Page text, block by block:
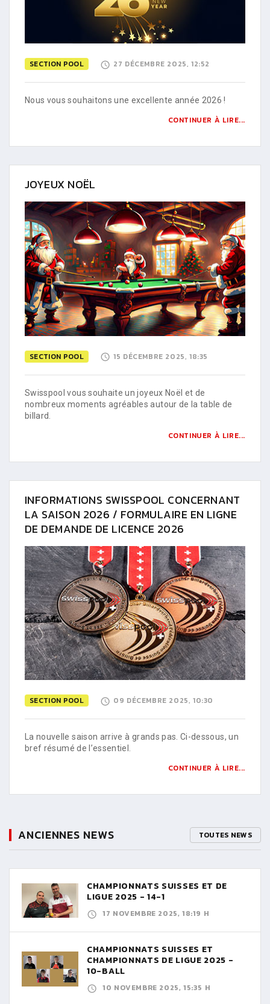
SECTION POOL 27 DÉCEMBRE 2025, 12:52
Nous vous souhaitons une excellente année 2026 !
CONTINUER À LIRE...
JOYEUX NOËL
SECTION POOL 15 DÉCEMBRE 2025, 18:35
Swisspool vous souhaite un joyeux Noël et de
nombreux moments agréables autour de la table de
billard.
CONTINUER À LIRE...
INFORMATIONS SWISSPOOL CONCERNANT
LA SAISON 2026 / FORMULAIRE EN LIGNE
DE DEMANDE DE LICENCE 2026
SECTION POOL 09 DÉCEMBRE 2025, 10:30
La nouvelle saison arrive à grands pas. Ci-dessous, un
bref résumé de l’essentiel.
CONTINUER À LIRE...
ANCIENNES NEWS TOUTES NEWS
CHAMPIONNATS SUISSES ET DE
LIGUE 2025 - 14-1
17 NOVEMBRE 2025, 18:19 H
CHAMPIONNATS SUISSES ET
CHAMPIONNATS DE LIGUE 2025 -
10-BALL
10 NOVEMBRE 2025, 15:35 H